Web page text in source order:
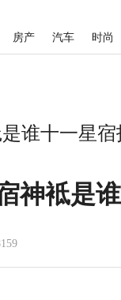
房产 汽车 时尚
谁十一星
神袛是